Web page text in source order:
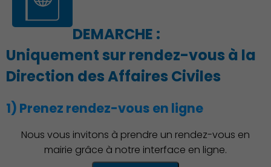
DEMARCHE :
Uniquement sur rendez-vous à la
Direction des Affaires Civiles
1) Prenez rendez-vous en ligne
Nous vous invitons à prendre un rendez-vous en
mairie grâce à notre interface en ligne.